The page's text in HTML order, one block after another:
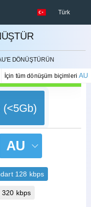
Türk
DÖNÜŞTÜRÜN
İçin tüm dönüşüm biçimleriAU
(<5Gb)
AU
128 kbps
320 kbps